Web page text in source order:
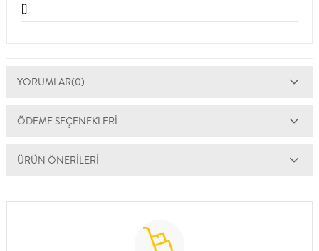
[]
YORUMLAR(0)
ÖDEME SEÇENEKLERI
ÜRÜN ÖNERILERI